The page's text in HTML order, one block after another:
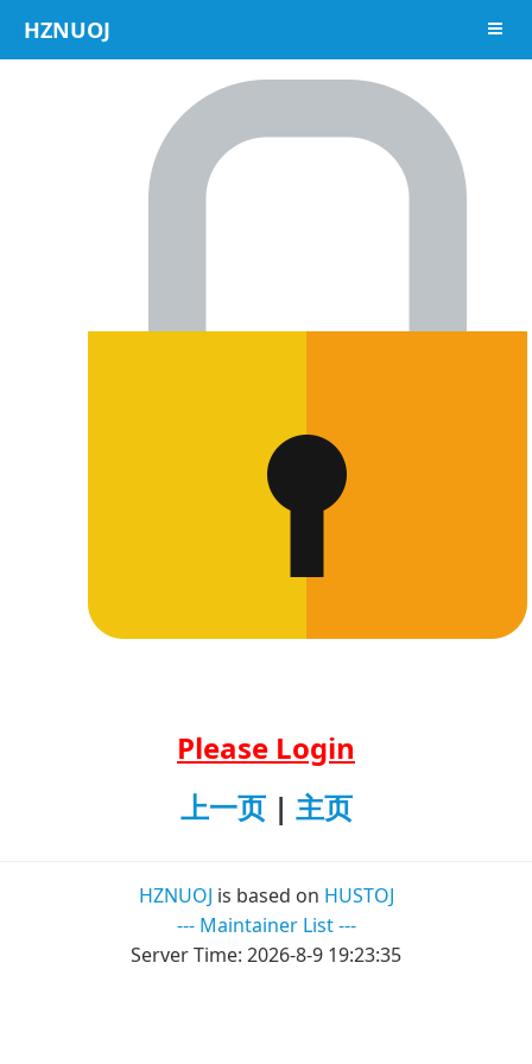
导航
HZNUOJ
Please Login
上一页| 主页
HZNUOJ is based on HUSTOJ
--- Maintainer List ---
Server Time: 2026-8-9 19:23:35